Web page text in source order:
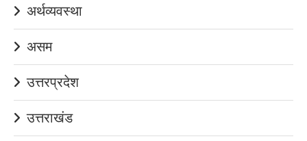
अर्थव्यवस्था
असम
उत्तरप्रदेश
उत्तराखंड